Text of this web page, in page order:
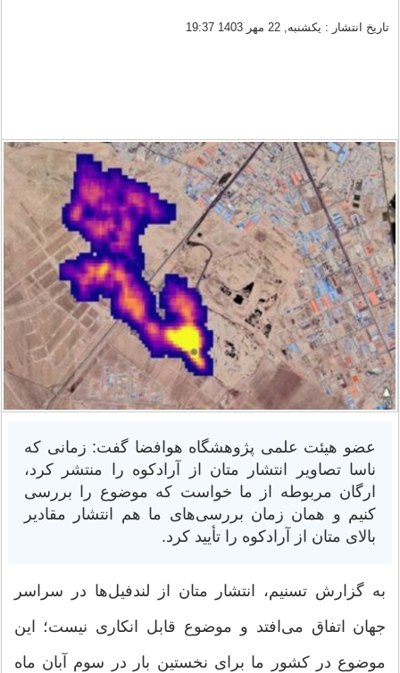
تاریخ انتشار : یکشنبه, 22 مهر 1403 19:37
عضو هیئت علمی پژوهشگاه هوافضا گفت: زمانی که
ناسا تصاویر انتشار متان از آرادکوه را منتشر کرد،
ارگان مربوطه از ما خواست که موضوع را بررسی
کنیم و همان زمان بررسی‌های ما هم انتشار مقادیر
بالای متان از آرادکوه را تأیید کرد.
به گزارش تسنیم، انتشار متان از لندفیل‌ها در سراسر
جهان اتفاق می‌افتد و موضوع قابل انکاری نیست؛ این
موضوع در کشور ما برای نخستین بار در سوم آبان ماه